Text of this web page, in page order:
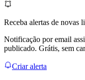
Receba alertas de novas
Notificação por email
publicado. Grátis, sem
Criar alerta